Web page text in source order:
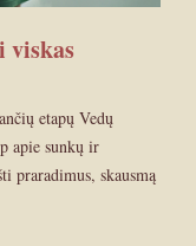
viskas
etapų Vedų
apie sunkų ir
praradimus, skausmą